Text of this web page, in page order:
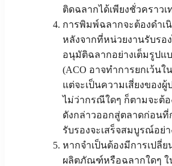
ติดฉลากได้เพียงชั่วคราวเ
การพิมพ์ฉลากจะต้องดำเ
หลังจากที่หน่วยงานรับรอ
อนุมัติฉลากอย่างเต็มรูปแ
(ACO อาจทำการยกเว้นใ
แต่จะเป็นความเสี่ยงของผู้
ไม่ว่ากรณีใดๆ ก็ตามจะต้
ดังกล่าวออกสู่ตลาดก่อนที่
รับรองจะเสร็จสมบูรณ์อย่
หากจำเป็นต้องมีการเปลี่ย
ผลิตภัณฑ์หรือฉลากใดๆ ใ